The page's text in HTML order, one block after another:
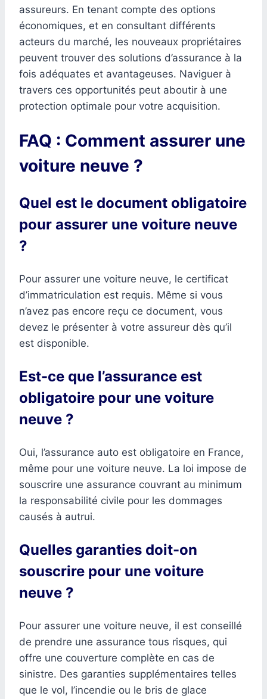
assureurs. En tenant compte des options
économiques, et en consultant différents
acteurs du marché, les nouveaux propriétaires
peuvent trouver des solutions d’assurance à la
fois adéquates et avantageuses. Naviguer à
travers ces opportunités peut aboutir à une
protection optimale pour votre acquisition.
FAQ : Comment assurer une
voiture neuve ?
Quel est le document obligatoire
pour assurer une voiture neuve
?
Pour assurer une voiture neuve, le certificat
d’immatriculation est requis. Même si vous
n’avez pas encore reçu ce document, vous
devez le présenter à votre assureur dès qu’il
est disponible.
Est-ce que l’assurance est
obligatoire pour une voiture
neuve ?
Oui, l’assurance auto est obligatoire en France,
même pour une voiture neuve. La loi impose de
souscrire une assurance couvrant au minimum
la responsabilité civile pour les dommages
causés à autrui.
Quelles garanties doit-on
souscrire pour une voiture
neuve ?
Pour assurer une voiture neuve, il est conseillé
de prendre une assurance tous risques, qui
offre une couverture complète en cas de
sinistre. Des garanties supplémentaires telles
que le vol, l’incendie ou le bris de glace